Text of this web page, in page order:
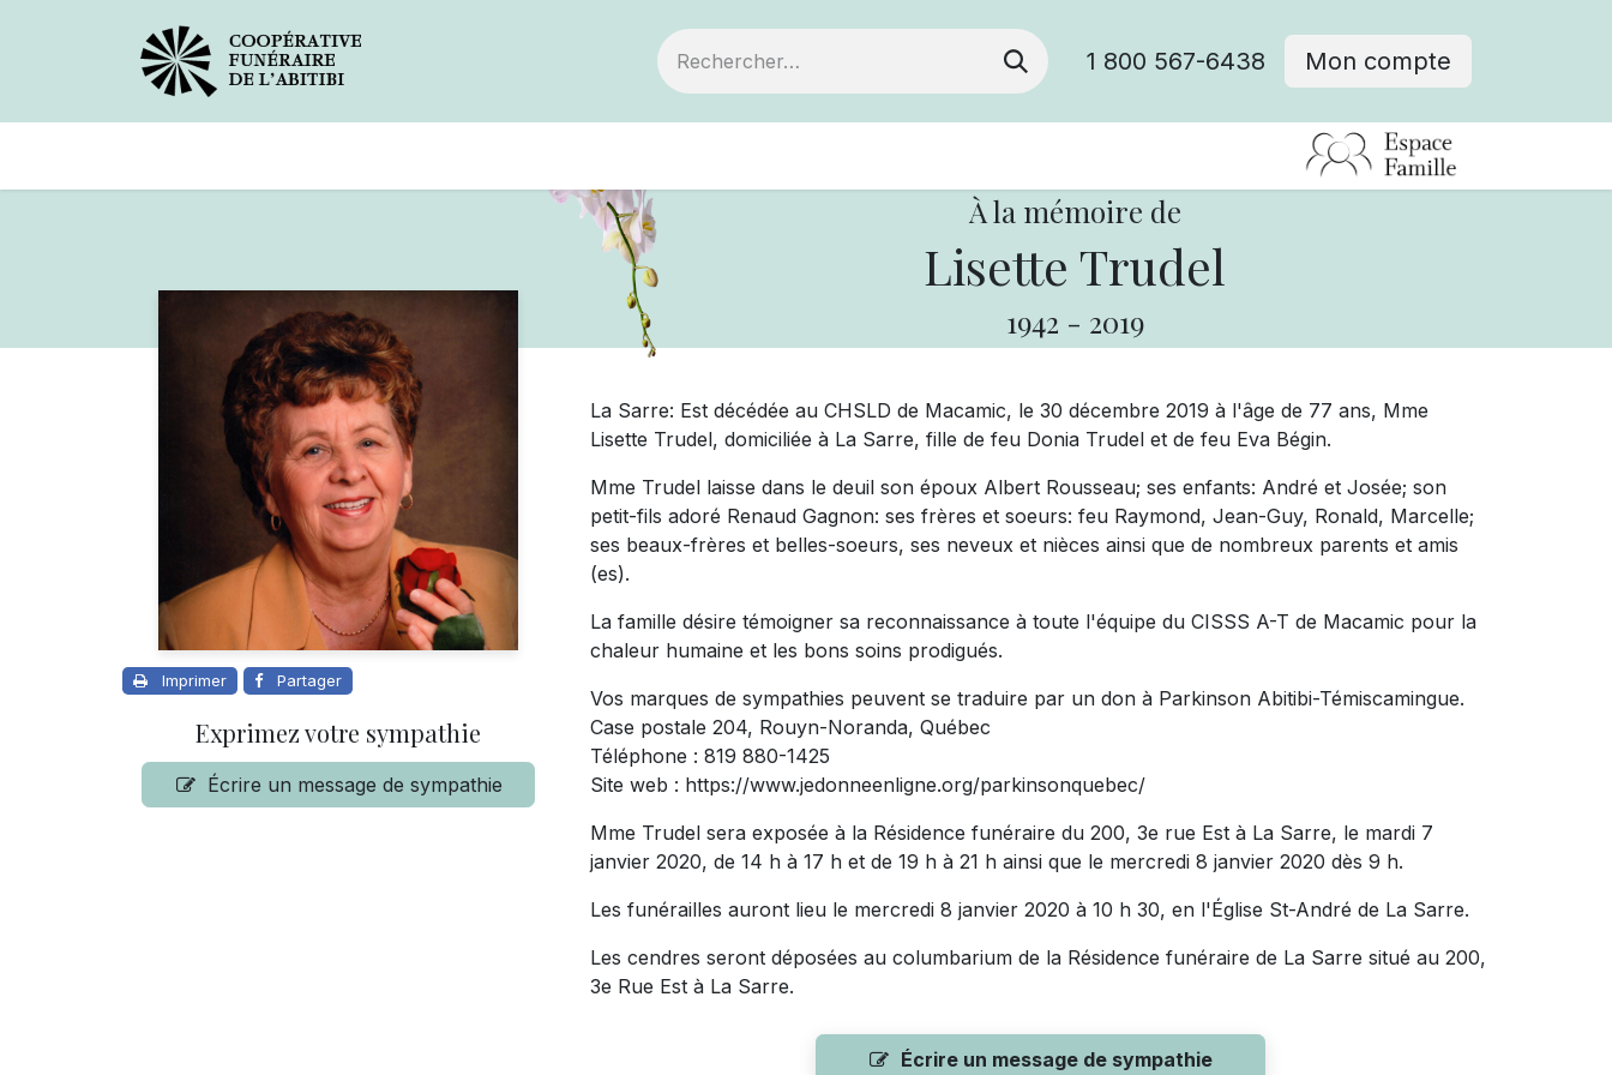
1 800 567-6438 Mon compte
À la mémoire de
Lisette Trudel
1942 - 2019
Imprimer Partager
Exprimez votre sympathie
Écrire un message de sympathie
La Sarre: Est décédée au CHSLD de Macamic, le 30 décembre 2019 à l'âge de 77 ans, Mme
Lisette Trudel, domiciliée à La Sarre, fille de feu Donia Trudel et de feu Eva Bégin.
Mme Trudel laisse dans le deuil son époux Albert Rousseau; ses enfants: André et Josée; son
petit-fils adoré Renaud Gagnon: ses frères et soeurs: feu Raymond, Jean-Guy, Ronald, Marcelle;
ses beaux-frères et belles-soeurs, ses neveux et nièces ainsi que de nombreux parents et amis
(es).
La famille désire témoigner sa reconnaissance à toute l'équipe du CISSS A-T de Macamic pour la
chaleur humaine et les bons soins prodigués.
Vos marques de sympathies peuvent se traduire par un don à Parkinson Abitibi-Témiscamingue.
Case postale 204, Rouyn-Noranda, Québec
Téléphone : 819 880-1425
Site web : https://www.jedonneenligne.org/parkinsonquebec/
Mme Trudel sera exposée à la Résidence funéraire du 200, 3e rue Est à La Sarre, le mardi 7
janvier 2020, de 14 h à 17 h et de 19 h à 21 h ainsi que le mercredi 8 janvier 2020 dès 9 h.
Les funérailles auront lieu le mercredi 8 janvier 2020 à 10 h 30, en l'Église St-André de La Sarre.
Les cendres seront déposées au columbarium de la Résidence funéraire de La Sarre situé au 200,
3e Rue Est à La Sarre.
Écrire un message de sympathie